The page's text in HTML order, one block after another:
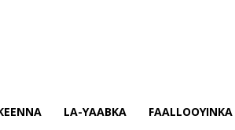
LA-YAABKA FAALLOOYINKA